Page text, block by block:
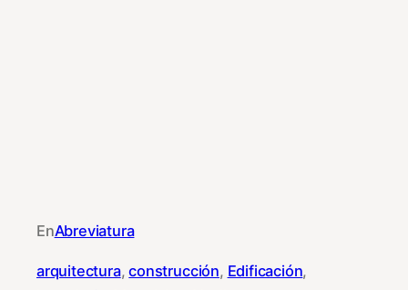
EnAbreviatura
arquitectura, construcción, Edificación